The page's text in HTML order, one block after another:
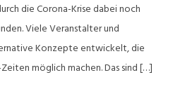
die Corona-Krise dabei noch
Viele Veranstalter und
Konzepte entwickelt, die
möglich machen. Das sind […]